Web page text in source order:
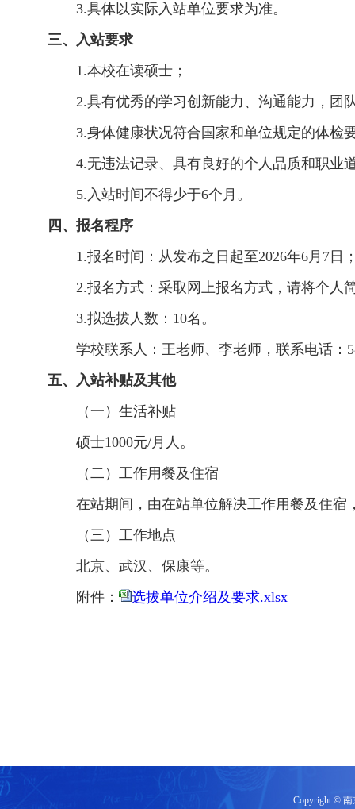
3.具体以实际入站单位要求为准。
三、入站要求
1.本校在读硕士；
2.具有优秀的学习创新能力、沟通能力，团
3.身体健康状况符合国家和单位规定的体检
4.无违法记录、具有良好的个人品质和职业
5.入站时间不得少于6个月。
四、报名程序
1.报名时间：从发布之日起至2026年6月7日
2.报名方式：采取网上报名方式，请将个人
3.拟选拔人数：10名。
学校联系人：王老师、李老师，联系电话：
五、入站补贴及其他
（一）生活补贴
硕士1000元/月人。
（二）工作用餐及住宿
在站期间，由在站单位解决工作用餐及住
（三）工作地点
北京、武汉、保康等。
附件：
选拔单位介绍及要求.xlsx
Copyright ©